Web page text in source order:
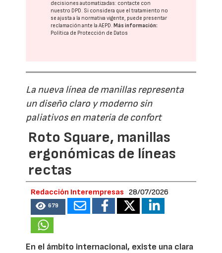
decisiones automatizadas: contacte con
nuestro DPD. Si considera que el tratamiento no
se ajusta a la normativa vigente, puede presentar
reclamación ante laAEPD. Más información:
Política de Protección de Datos
La nueva línea de manillas representa
un diseño claro y moderno sin
paliativos en materia de confort
Roto Square, manillas
ergonómicas de líneas
rectas
Redacción Interempresas 28/07/2026
679
En el ámbito internacional, existe una clara